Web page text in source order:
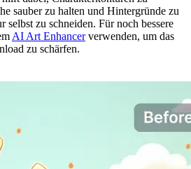
sauber zu halten und Hintergründe zu
selbst zu schneiden. Für noch bessere
AI Art Enhancerverwenden, um das
zu schärfen.